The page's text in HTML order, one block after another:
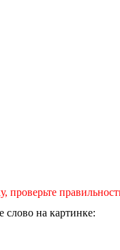
слово на картинке: